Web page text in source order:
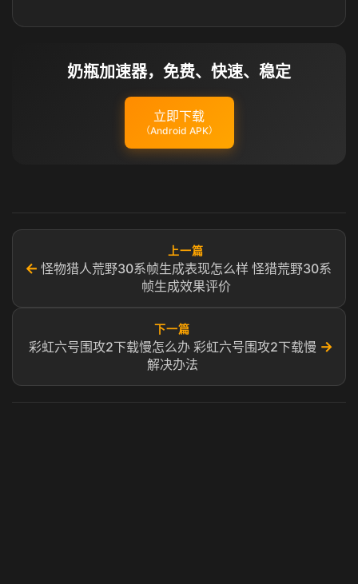
奶瓶加速器，免费、快速、稳定
立即下载
（Android APK）
←
上一篇
怪物猎人荒野30系帧生成表现怎么样 怪猎荒野30系
帧生成效果评价
下一篇
彩虹六号围攻2下载慢怎么办 彩虹六号围攻2下载慢
解决办法
→